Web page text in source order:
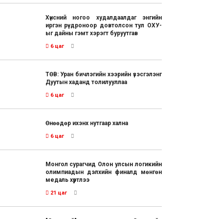
Хүнсний ногоо худалдаалдаг энгийн
иргэн рүү дроноор довтолсон тул ОХУ-
ыг дайны гэмт хэрэгт буруутгав
6 цаг
ТӨВ: Уран бичлэгийн хээрийн үзэсгэлэнг
Дуутын хаданд толилууллаа
6 цаг
Өнөөдөр ихэнх нутгаар хална
6 цаг
Монгол сурагчид Олон улсын логикийн
олимпиадын дэлхийн финалд мөнгөн
медаль хүртлээ
21 цаг